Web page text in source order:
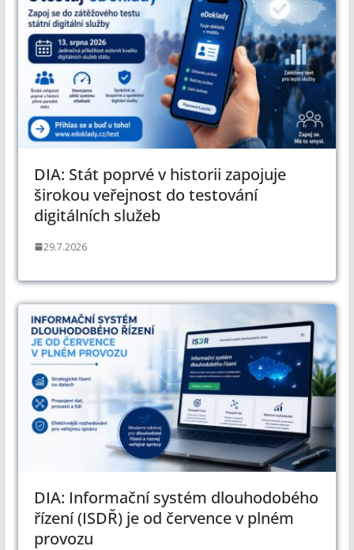
DIA: Stát poprvé v historii zapojuje
širokou veřejnost do testování
digitálních služeb
29.7.2026
DIA: Informační systém dlouhodobého
řízení (ISDŘ) je od července v plném
provozu